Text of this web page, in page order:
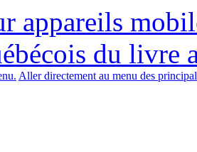
appareils
du livre
Aller directement au menu des